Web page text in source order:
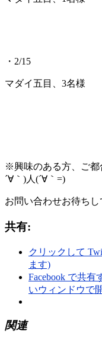
・2/15
マダイ五目、3名様
※興味のある方、ご都
´∀｀)人(´∀｀=)
お問い合わせお待ち
共有:
クリックして
ます)
Facebook で共
いウィンドウで
関連